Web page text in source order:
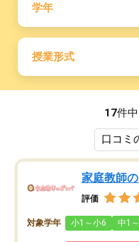
学年
授業形式
17件中
家庭教師
評価
対象学年 小1～小6 中1